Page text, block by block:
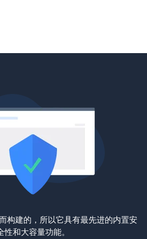
构建的，所以它具有最先进的内置安
性和大容量功能。